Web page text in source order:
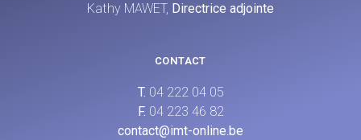
Kathy MAWET, Directrice adjointe
CONTACT
T. 04 222 04 05
F. 04 223 46 82
contact@imt-online.be